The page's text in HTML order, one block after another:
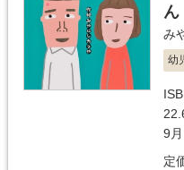
ん
み
幼
9月
定